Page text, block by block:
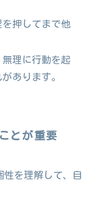
押してまで他
理に行動を起
あります。
とが重要
性を理解して、自